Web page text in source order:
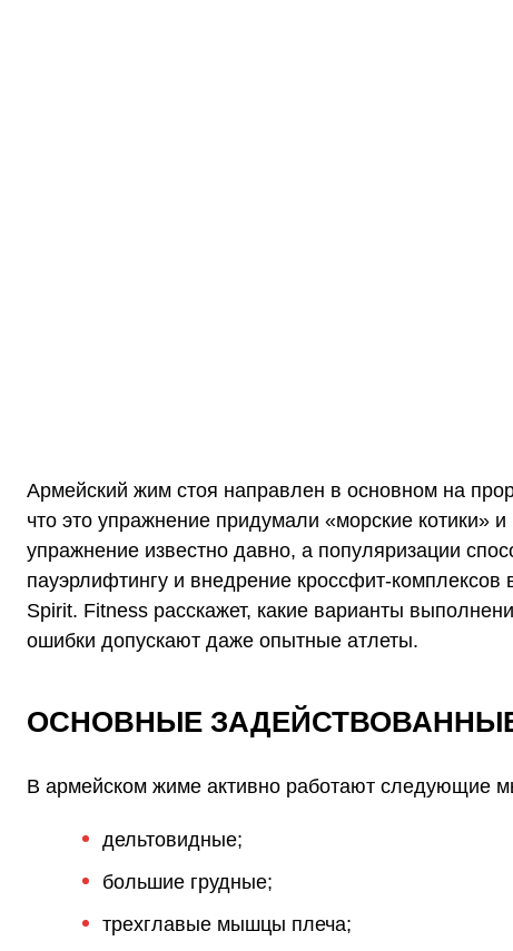
Армейский жим стоя направлен в основном на
что это упражнение придумали «морские
упражнение известно давно, а популяризации
пауэрлифтингу и внедрение кроссфит-комплексов
Spirit. Fitness расскажет, какие варианты
ошибки допускают даже опытные атлеты.
ОСНОВНЫЕ
В армейском жиме активно работают следующие
дельтовидные;
большие грудные;
трехглавые мышцы плеча;